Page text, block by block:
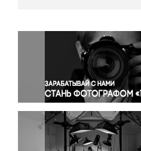
Окружающая среда
Политика
Правосудие
Происшествия и
Религия
Светская жизнь
Спорт
Экология